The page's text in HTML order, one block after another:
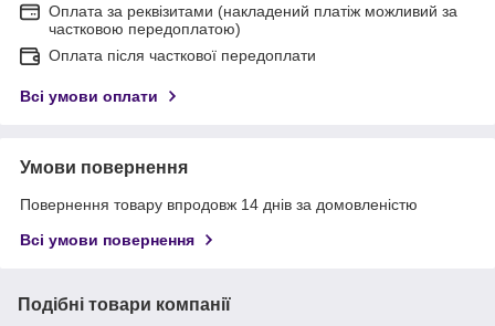
Оплата за реквізитами (накладений платіж можливий за
частковою передоплатою)
Оплата після часткової передоплати
Всі умови оплати
Умови повернення
Повернення товару впродовж 14 днів за домовленістю
Всі умови повернення
Подібні товари компанії